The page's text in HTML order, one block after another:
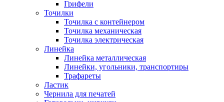
Грифели
Точилки
Точилка с контейнером
Точилка механическая
Точилка электрическая
Линейка
Линейка металлическая
Линейки, угольники, транспортиры
Трафареты
Ластик
Чернила для печатей